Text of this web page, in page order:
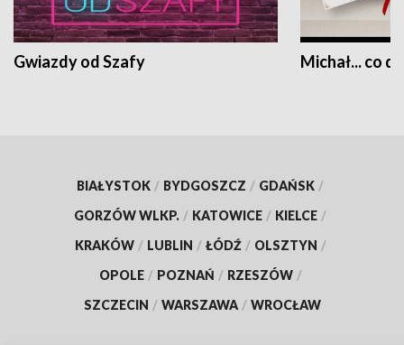
Gwiazdy od Szafy Michał... co
BIAŁYSTOK / BYDGOSZCZ / GDAŃSK /
GORZÓW WLKP. / KATOWICE / KIELCE /
KRAKÓW / LUBLIN / ŁÓDŹ / OLSZTYN /
OPOLE / POZNAŃ / RZESZÓW /
SZCZECIN / WARSZAWA / WROCŁAW